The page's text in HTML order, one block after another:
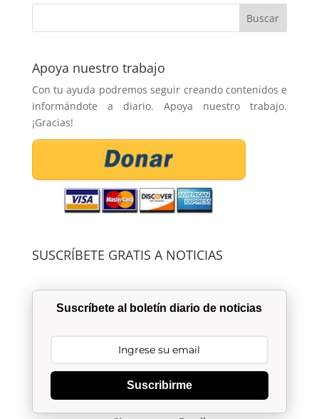
Apoya nuestro trabajo
Con tu ayuda podremos seguir creando contenidos e
informándote a diario. Apoya nuestro trabajo.
¡Gracias!
SUSCRÍBETE GRATIS A NOTICIAS
Suscríbete al boletín diario de noticias
Suscribirme